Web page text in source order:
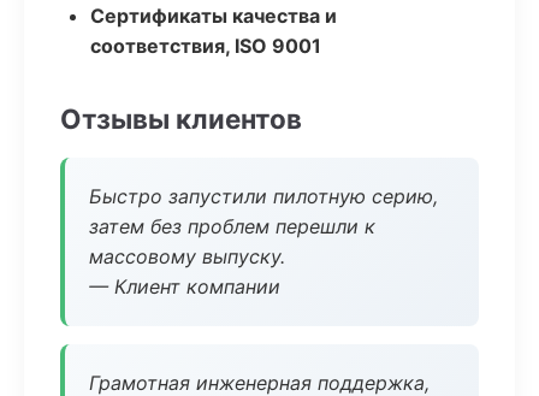
Сертификаты качества и
соответствия, ISO 9001
Отзывы клиентов
Быстро запустили пилотную серию,
затем без проблем перешли к
массовому выпуску.
— Клиент компании
Грамотная инженерная поддержка,